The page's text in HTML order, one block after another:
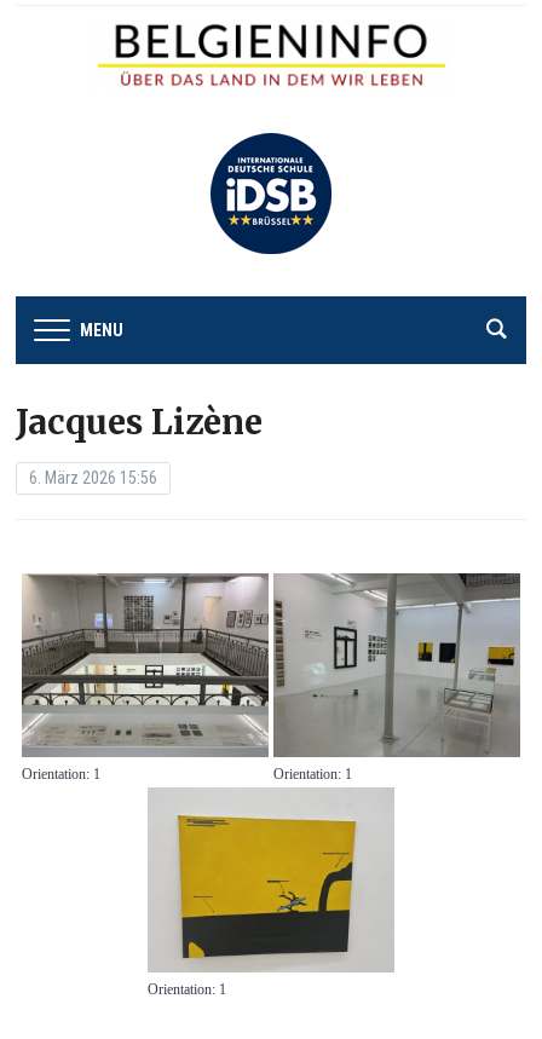
MENU
Jacques Lizène
6. März 2026 15:56
Orientation: 1 Orientation: 1
Orientation: 1